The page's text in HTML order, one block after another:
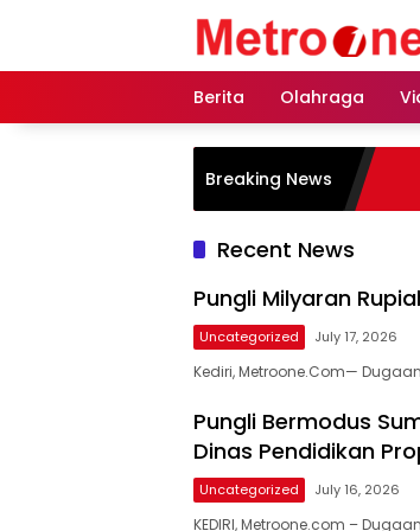
Berita Olahraga
Breaking News
Recent News
Pungli Milyaran
Uncategorized July 17, 2026
Kediri, Metroone.Com—
Pungli Bermodus
Dinas Pendidikan
Uncategorized July 16, 2026
KEDIRI, Metroone.com –